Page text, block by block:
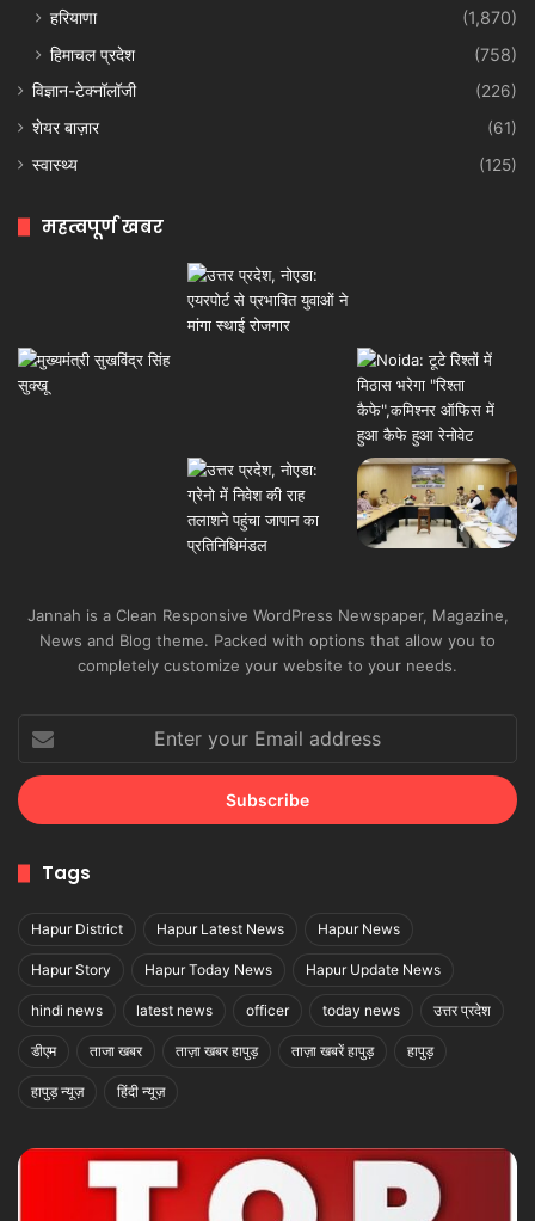
हरियाणा
(1,870)
हिमाचल प्रदेश
(758)
विज्ञान-टेक्नॉलॉजी
(226)
शेयर बाज़ार
(61)
स्वास्थ्य
(125)
महत्वपूर्ण खबर
Jannah is a Clean Responsive WordPress Newspaper, Magazine,
News and Blog theme. Packed with options that allow you to
completely customize your website to your needs.
your
Email
address
Tags
Hapur District Hapur Latest News Hapur News
Hapur Story Hapur Today News Hapur Update News
hindi news latest news officer today news उत्तर प्रदेश
डीएम ताजा खबर ताज़ा खबर हापुड़ ताज़ा खबरें हापुड़ हापुड़
हापुड़ न्यूज़ हिंदी न्यूज़